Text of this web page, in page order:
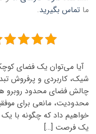
ما تماس بگیرید.
شیک، کاربردی و پرفروش
چالش فضای محدود روبرو
محدودیت، مانعی برای
خواهیم داد که چگونه با
یک فرصت […]